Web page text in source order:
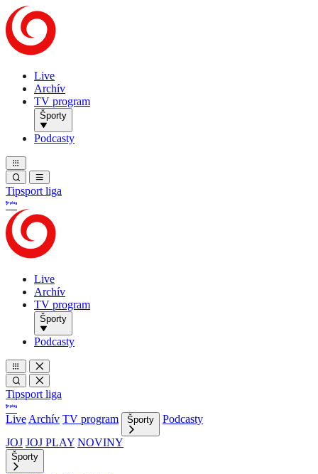
Live
Archív
TV program
Športy
Podcasty
Tipsport liga
Live
Archív
TV program
Športy
Podcasty
Tipsport liga
Live Archív TV program Športy
Podcasty
JOJ JOJ PLAY NOVINY
Športy